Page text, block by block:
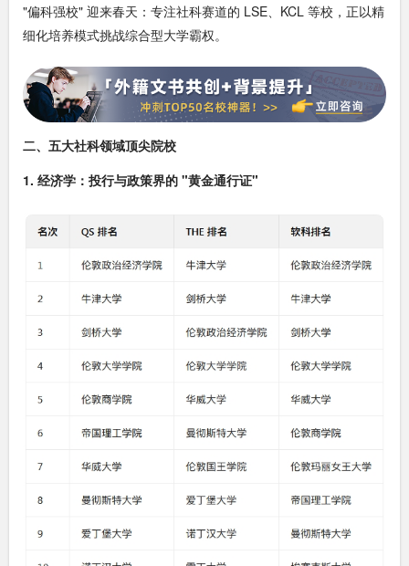
"偏科强校" 迎来春天：专注社科赛道的 LSE、KCL 等校，正以精
细化培养模式挑战综合型大学霸权。
二、五大社科领域顶尖院校
1. 经济学：投行与政策界的 "黄金通行证"